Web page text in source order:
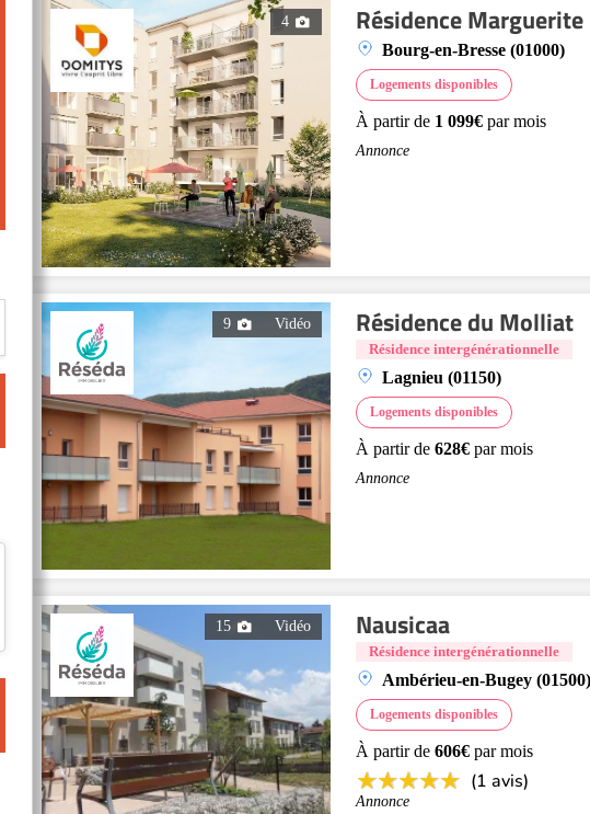
4 Résidence Marguerite
Bourg-en-Bresse (01000)
Logements disponibles
À partir de 1 099€par mois
Annonce
9 Vidéo Résidence du Molliat
Résidence intergénérationnelle
Lagnieu (01150)
Logements disponibles
À partir de 628€par mois
Annonce
15 Vidéo Nausicaa
Résidence intergénérationnelle
Ambérieu-en-Bugey (01500)
Logements disponibles
À partir de 606€par mois
(1 avis)
Annonce